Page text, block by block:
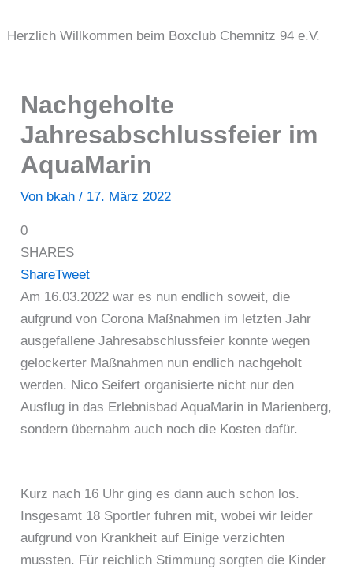
Herzlich Willkommen beim Boxclub Chemnitz 94 e.V.
Nachgeholte
Jahresabschlussfeier im
AquaMarin
Von bkah/ 17. März 2022
0
SHARES
ShareTweet
Am 16.03.2022 war es nun endlich soweit, die
aufgrund von Corona Maßnahmen im letzten Jahr
ausgefallene Jahresabschlussfeier konnte wegen
gelockerter Maßnahmen nun endlich nachgeholt
werden. Nico Seifert organisierte nicht nur den
Ausflug in das Erlebnisbad AquaMarin in Marienberg,
sondern übernahm auch noch die Kosten dafür.
Kurz nach 16 Uhr ging es dann auch schon los.
Insgesamt 18 Sportler fuhren mit, wobei wir leider
aufgrund von Krankheit auf Einige verzichten
mussten. Für reichlich Stimmung sorgten die Kinder